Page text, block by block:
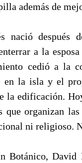
además de
nació después
a la
cedió a la
en la isla y el
la edificación.
que organizan
ni religioso.
Botánico, David